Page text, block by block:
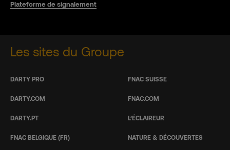
Plateforme de signalement
Les sites du Groupe
DARTY PRO
DARTY.COM
DARTY.PT
FNAC BELGIQUE (FR)
FNAC SUISSE
FNAC.COM
L’ÉCLAIREUR
NATURE & DÉCOUVERTES